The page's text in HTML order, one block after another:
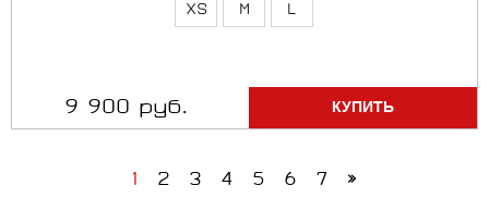
XS M L
9 900 руб.
1 2 3 4 5 6 7 »